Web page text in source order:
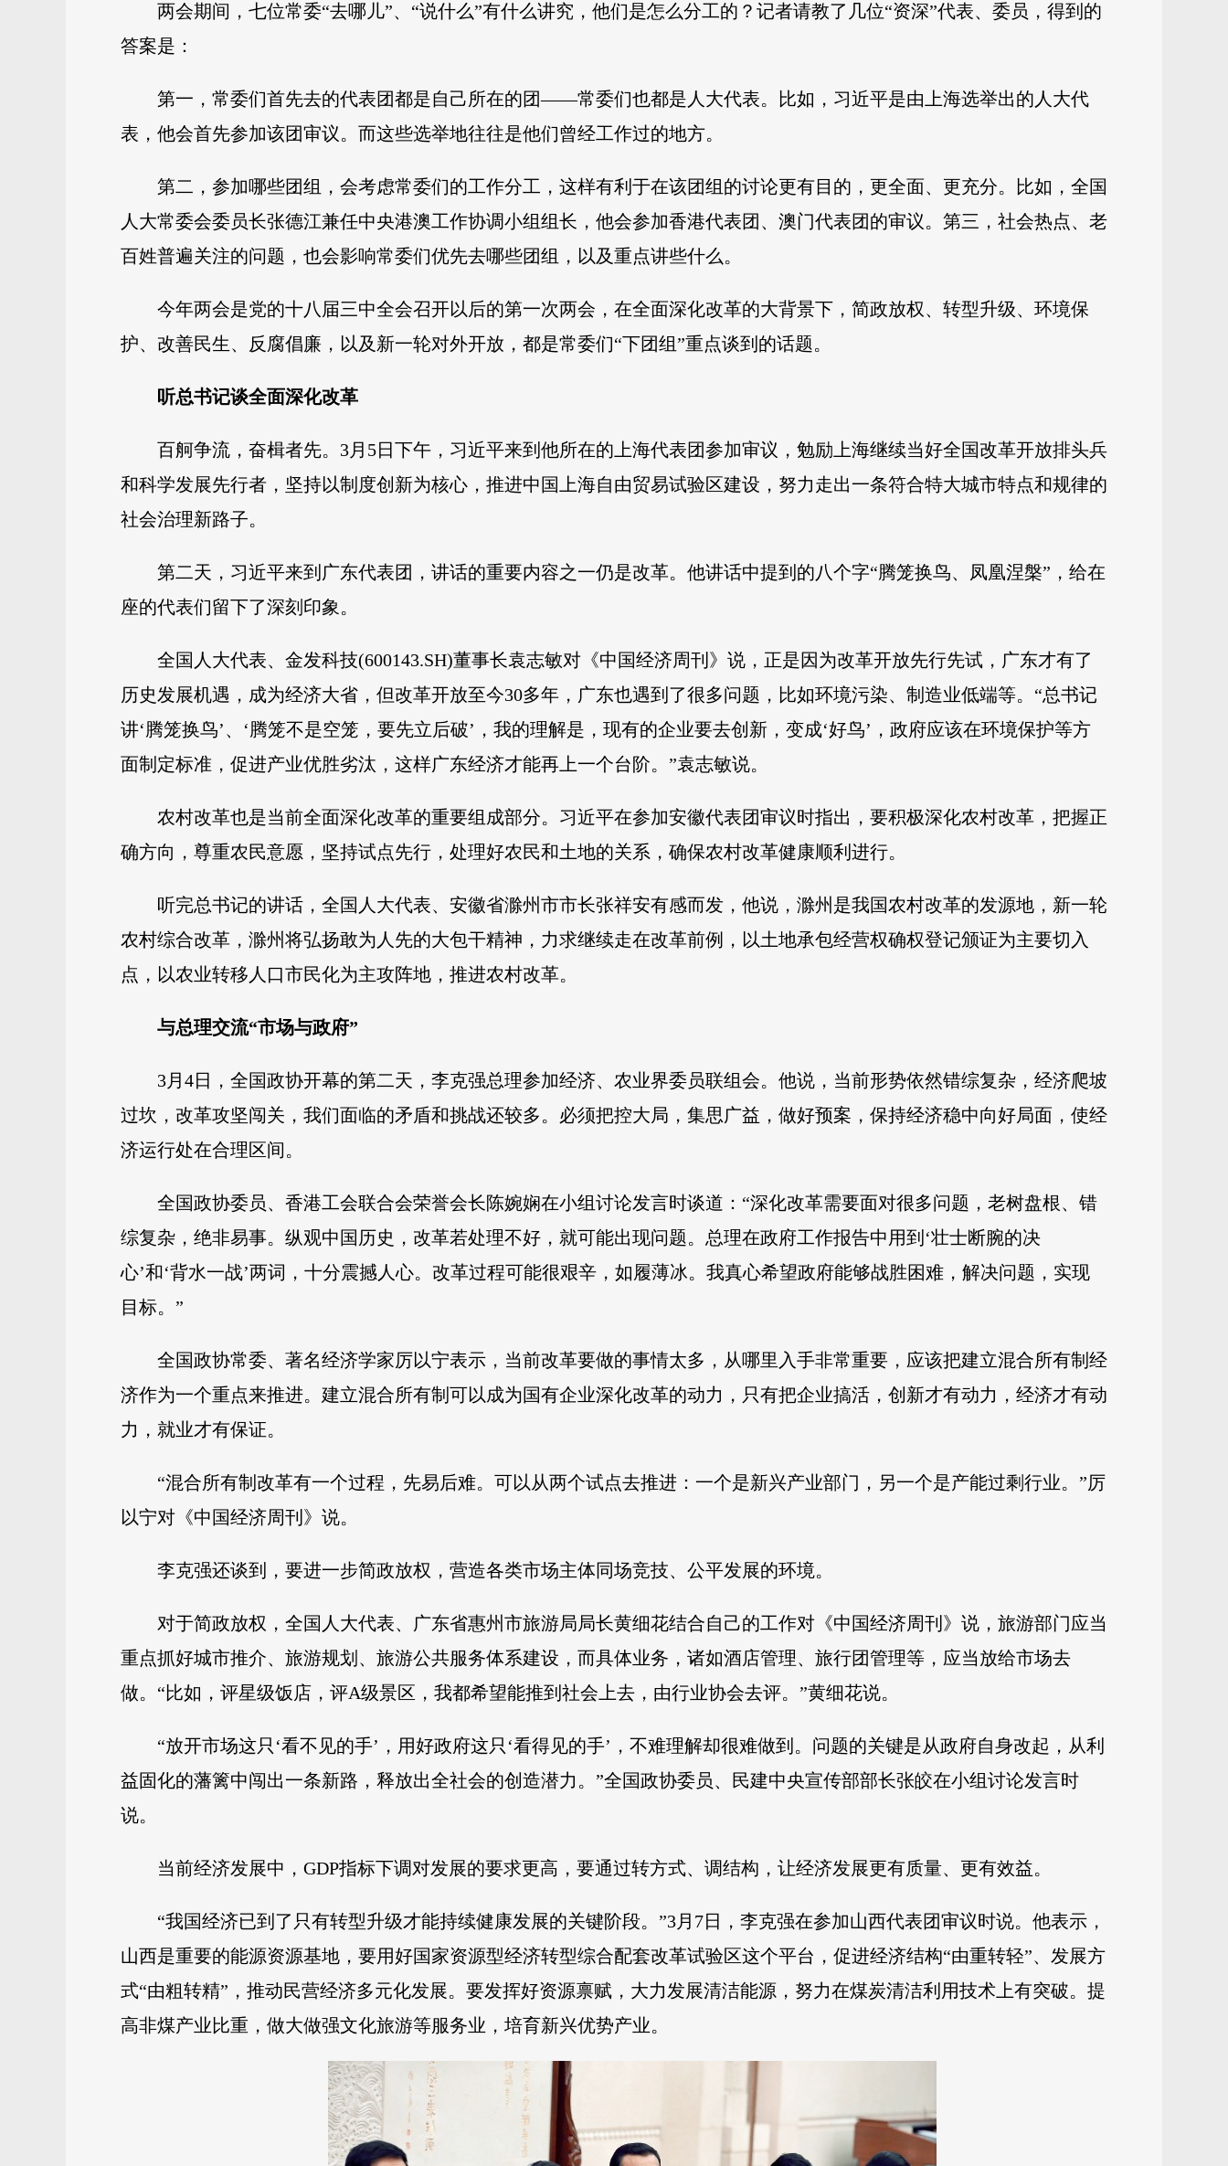
两会期间，七位常委“去哪儿”、“说什么”有什么讲究，他们是怎么分工的？记者请教了几位“资深”代表、委员，得到的
答案是：
第一，常委们首先去的代表团都是自己所在的团——常委们也都是人大代表。比如，习近平是由上海选举出的人大代
表，他会首先参加该团审议。而这些选举地往往是他们曾经工作过的地方。
第二，参加哪些团组，会考虑常委们的工作分工，这样有利于在该团组的讨论更有目的，更全面、更充分。比如，全国
人大常委会委员长张德江兼任中央港澳工作协调小组组长，他会参加香港代表团、澳门代表团的审议。第三，社会热点、老
百姓普遍关注的问题，也会影响常委们优先去哪些团组，以及重点讲些什么。
今年两会是党的十八届三中全会召开以后的第一次两会，在全面深化改革的大背景下，简政放权、转型升级、环境保
护、改善民生、反腐倡廉，以及新一轮对外开放，都是常委们“下团组”重点谈到的话题。
听总书记谈全面深化改革
百舸争流，奋楫者先。3月5日下午，习近平来到他所在的上海代表团参加审议，勉励上海继续当好全国改革开放排头兵
和科学发展先行者，坚持以制度创新为核心，推进中国上海自由贸易试验区建设，努力走出一条符合特大城市特点和规律的
社会治理新路子。
第二天，习近平来到广东代表团，讲话的重要内容之一仍是改革。他讲话中提到的八个字“腾笼换鸟、凤凰涅槃”，给在
座的代表们留下了深刻印象。
全国人大代表、金发科技(600143.SH)董事长袁志敏对《中国经济周刊》说，正是因为改革开放先行先试，广东才有了
历史发展机遇，成为经济大省，但改革开放至今30多年，广东也遇到了很多问题，比如环境污染、制造业低端等。“总书记
讲‘腾笼换鸟’、‘腾笼不是空笼，要先立后破’，我的理解是，现有的企业要去创新，变成‘好鸟’，政府应该在环境保护等方
面制定标准，促进产业优胜劣汰，这样广东经济才能再上一个台阶。”袁志敏说。
农村改革也是当前全面深化改革的重要组成部分。习近平在参加安徽代表团审议时指出，要积极深化农村改革，把握正
确方向，尊重农民意愿，坚持试点先行，处理好农民和土地的关系，确保农村改革健康顺利进行。
听完总书记的讲话，全国人大代表、安徽省滁州市市长张祥安有感而发，他说，滁州是我国农村改革的发源地，新一轮
农村综合改革，滁州将弘扬敢为人先的大包干精神，力求继续走在改革前例，以土地承包经营权确权登记颁证为主要切入
点，以农业转移人口市民化为主攻阵地，推进农村改革。
与总理交流“市场与政府”
3月4日，全国政协开幕的第二天，李克强总理参加经济、农业界委员联组会。他说，当前形势依然错综复杂，经济爬坡
过坎，改革攻坚闯关，我们面临的矛盾和挑战还较多。必须把控大局，集思广益，做好预案，保持经济稳中向好局面，使经
济运行处在合理区间。
全国政协委员、香港工会联合会荣誉会长陈婉娴在小组讨论发言时谈道：“深化改革需要面对很多问题，老树盘根、错
综复杂，绝非易事。纵观中国历史，改革若处理不好，就可能出现问题。总理在政府工作报告中用到‘壮士断腕的决
心’和‘背水一战’两词，十分震撼人心。改革过程可能很艰辛，如履薄冰。我真心希望政府能够战胜困难，解决问题，实现
目标。”
全国政协常委、著名经济学家厉以宁表示，当前改革要做的事情太多，从哪里入手非常重要，应该把建立混合所有制经
济作为一个重点来推进。建立混合所有制可以成为国有企业深化改革的动力，只有把企业搞活，创新才有动力，经济才有动
力，就业才有保证。
“混合所有制改革有一个过程，先易后难。可以从两个试点去推进：一个是新兴产业部门，另一个是产能过剩行业。”厉
以宁对《中国经济周刊》说。
李克强还谈到，要进一步简政放权，营造各类市场主体同场竞技、公平发展的环境。
对于简政放权，全国人大代表、广东省惠州市旅游局局长黄细花结合自己的工作对《中国经济周刊》说，旅游部门应当
重点抓好城市推介、旅游规划、旅游公共服务体系建设，而具体业务，诸如酒店管理、旅行团管理等，应当放给市场去
做。“比如，评星级饭店，评A级景区，我都希望能推到社会上去，由行业协会去评。”黄细花说。
“放开市场这只‘看不见的手’，用好政府这只‘看得见的手’，不难理解却很难做到。问题的关键是从政府自身改起，从利
益固化的藩篱中闯出一条新路，释放出全社会的创造潜力。”全国政协委员、民建中央宣传部部长张皎在小组讨论发言时
说。
当前经济发展中，GDP指标下调对发展的要求更高，要通过转方式、调结构，让经济发展更有质量、更有效益。
“我国经济已到了只有转型升级才能持续健康发展的关键阶段。”3月7日，李克强在参加山西代表团审议时说。他表示，
山西是重要的能源资源基地，要用好国家资源型经济转型综合配套改革试验区这个平台，促进经济结构“由重转轻”、发展方
式“由粗转精”，推动民营经济多元化发展。要发挥好资源禀赋，大力发展清洁能源，努力在煤炭清洁利用技术上有突破。提
高非煤产业比重，做大做强文化旅游等服务业，培育新兴优势产业。